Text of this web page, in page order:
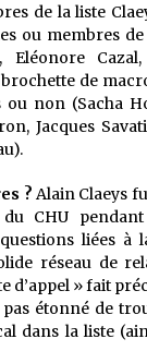
de la liste
ou membres
Eléonore
de
ou non (Sacha
Jacques
? Alain Claeys
du CHU
liées à
réseau de
d’appel » fait
pas étonné de
dans la liste